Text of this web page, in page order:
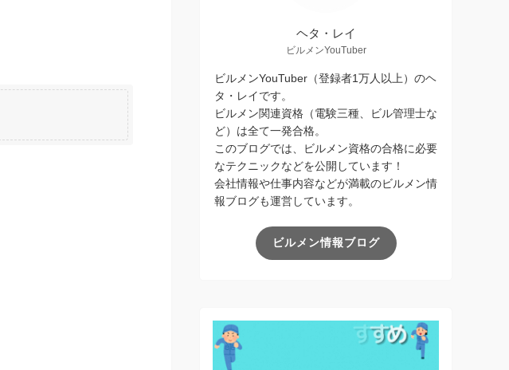
ヘタ・レイ
ビルメンYouTuber
ビルメンYouTuber（登録者1万人以上）のヘ
タ・レイです。
ビルメン関連資格（電験三種、ビル管理士な
ど）は全て一発合格。
このブログでは、ビルメン資格の合格に必要
なテクニックなどを公開しています！
会社情報や仕事内容などが満載のビルメン情
報ブログも運営しています。
ビルメン情報ブログ